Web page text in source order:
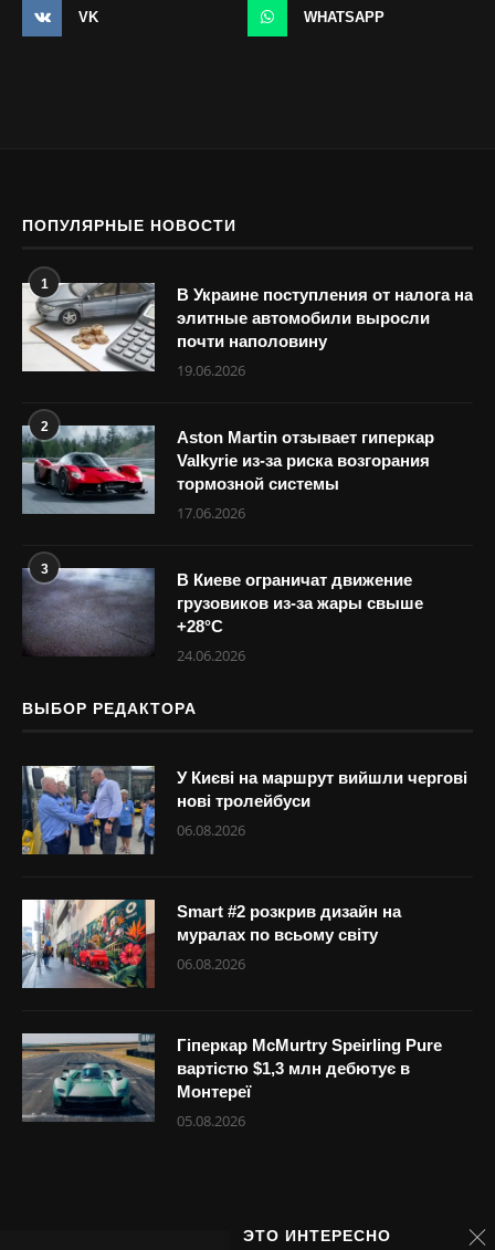
VK WHATSAPP
ПОПУЛЯРНЫЕ НОВОСТИ
1
В Украине поступления от налога на
элитные автомобили выросли
почти наполовину
19.06.2026
2
Aston Martin отзывает гиперкар
Valkyrie из-за риска возгорания
тормозной системы
17.06.2026
3
В Киеве ограничат движение
грузовиков из-за жары свыше
+28°С
24.06.2026
ВЫБОР РЕДАКТОРА
У Києві на маршрут вийшли чергові
нові тролейбуси
06.08.2026
Smart #2 розкрив дизайн на
муралах по всьому світу
06.08.2026
Гіперкар McMurtry Speirling Pure
вартістю $1,3 млн дебютує в
Монтереї
05.08.2026
ЭТО ИНТЕРЕСНО